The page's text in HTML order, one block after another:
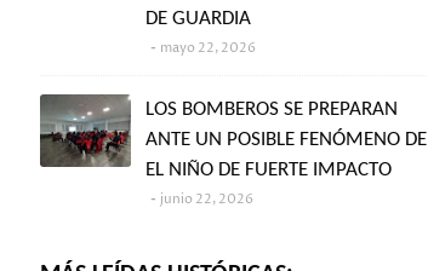
DE GUARDIA
mayo 22, 2026
LOS BOMBEROS SE PREPARAN
ANTE UN POSIBLE FENÓMENO DE
EL NIÑO DE FUERTE IMPACTO
junio 22, 2026